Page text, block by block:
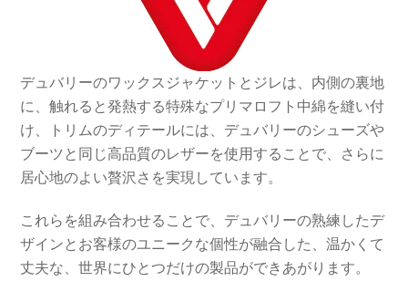
デュバリーのワックスジャケットとジレは、内側の裏地
に、触れると発熱する特殊なプリマロフト中綿を縫い付
け、トリムのディテールには、デュバリーのシューズや
ブーツと同じ高品質のレザーを使用することで、さらに
居心地のよい贅沢さを実現しています。
これらを組み合わせることで、デュバリーの熟練したデ
ザインとお客様のユニークな個性が融合した、温かくて
丈夫な、世界にひとつだけの製品ができあがります。